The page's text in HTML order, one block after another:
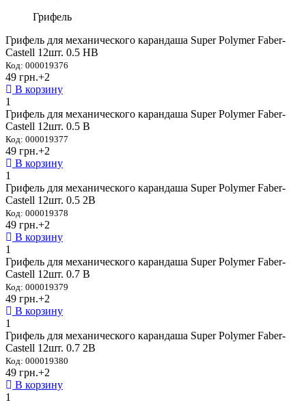
Грифель
Грифель для механического карандаша Super Polymer Faber-
Castell 12шт. 0.5 НВ
Код: 000019376
49 грн.+2
В корзину
1
Грифель для механического карандаша Super Polymer Faber-
Castell 12шт. 0.5 В
Код: 000019377
49 грн.+2
В корзину
1
Грифель для механического карандаша Super Polymer Faber-
Castell 12шт. 0.5 2В
Код: 000019378
49 грн.+2
В корзину
1
Грифель для механического карандаша Super Polymer Faber-
Castell 12шт. 0.7 В
Код: 000019379
49 грн.+2
В корзину
1
Грифель для механического карандаша Super Polymer Faber-
Castell 12шт. 0.7 2В
Код: 000019380
49 грн.+2
В корзину
1